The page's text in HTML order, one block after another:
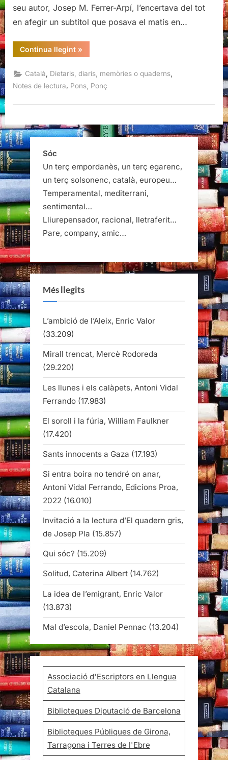
seu autor, Josep M. Ferrer-Arpí, l’encertava del tot
en afegir un subtítol que posava el matís en…
Continua llegint“Els
ullastres
Manhattan,
Ponç
Pons”
»
Català Dietaris, diaris, memòries o quaderns
Notes de lectura, Pons, Ponç
Sóc
Un terç empordanès, un terç egarenc,
un terç solsonenc, català, europeu…
Temperamental, mediterrani,
sentimental…
Lliurepensador, racional, lletraferit…
Pare, company, amic…
Més llegits
L’ambició de l’Aleix, Enric Valor
(33.209)
Mirall trencat, Mercè Rodoreda
(29.220)
Les llunes i els calàpets, Antoni Vidal
Ferrando (17.983)
El soroll i la fúria, William Faulkner
(17.420)
Sants innocents a Gaza (17.193)
Si entra boira no tendré on anar,
Antoni Vidal Ferrando, Edicions Proa,
2022 (16.010)
Invitació a la lectura d’El quadern gris,
de Josep Pla (15.857)
Qui sóc? (15.209)
Solitud, Caterina Albert (14.762)
La idea de l’emigrant, Enric Valor
(13.873)
Mal d’escola, Daniel Pennac (13.204)
Associació d'Escriptors en Llengua
Catalana
Biblioteques Diputació de Barcelona
Biblioteques Públiques de Girona,
Tarragona i Terres de l'Ebre